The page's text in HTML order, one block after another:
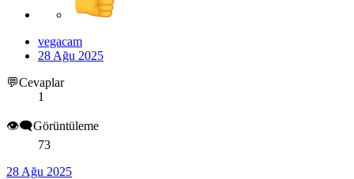
vegacam
28 Ağu 2025
💬Cevaplar
1
👁️‍🗨️Görüntüleme
73
28 Ağu 2025